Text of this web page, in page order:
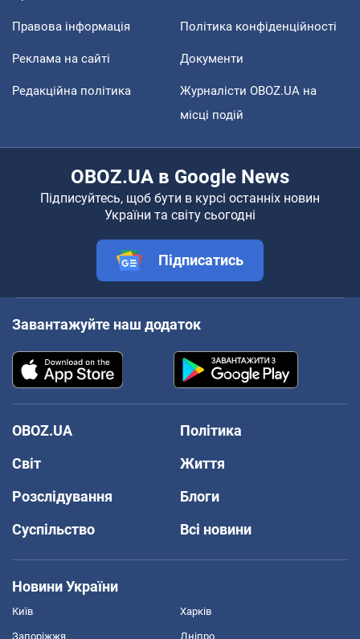
Правова інформація Політика конфіденційності
Реклама на сайті Документи
Редакційна політика
Журналісти OBOZ.UA на
місці подій
OBOZ.UA в Google News
Підписуйтесь, щоб бути в курсі останніх новин
України та світу сьогодні
Підписатись
Завантажуйте наш додаток
OBOZ.UA
Політика
Світ
Життя
Розслідування
Блоги
Суспільство
Всі новини
Новини України
Київ Харків
Запоріжжя Дніпро